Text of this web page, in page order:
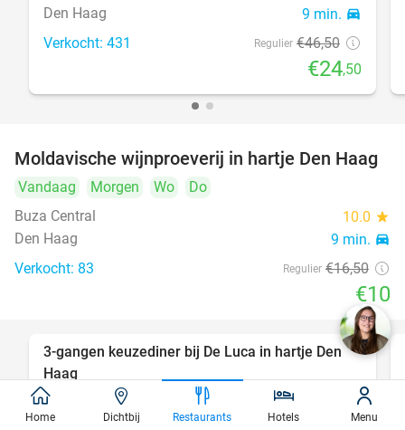
Den Haag 9 min. directions_car
Verkocht: 431 Regulier €46,50
€24,50
39%
Moldavische wijnproeverij in hartje Den Haag
Vandaag Morgen Wo
Do
Buza Central
10.0 star
Den Haag 9 min. directions_car
Verkocht: 83 Regulier €16,50
€10
47%
3-gangen keuzediner bij De Luca in hartje Den
Haag
Morgen
Zo Wo
Home Dichtbij Restaurants Hotels Menu